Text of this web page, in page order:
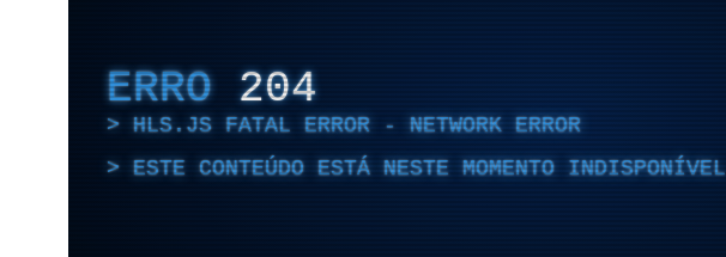
ERRO 204
HLS.JS FATAL ERROR - NETWORK ERROR
ESTE CONTEÚDO ESTÁ NESTE MOMENTO INDISPONÍVEL